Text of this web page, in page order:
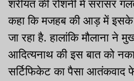
शरीयत की रोशनी में सरासर
कहा कि मजहब की आड़ में इसके
जा रहा है. हालांकि मौलाना ने
आदित्यनाथ की इस बात को
सर्टिफिकेट का पैसा आतंकवाद